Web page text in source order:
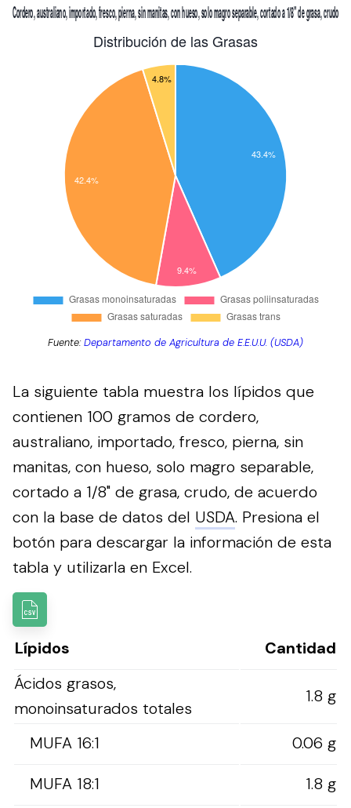
Fuente:Departamento de Agricultura de E.E.U.U. (USDA)
La siguiente tabla muestra los lípidos que
contienen 100 gramos de cordero,
australiano, importado, fresco, pierna, sin
manitas, con hueso, solo magro separable,
cortado a 1/8" de grasa, crudo, de acuerdo
con la base de datos del USDA. Presiona el
botón para descargar la información de esta
tabla y utilizarla en Excel.
Lípidos
Cantidad
Ácidos grasos,
monoinsaturados totales
1.8 g
MUFA 16:1
0.06 g
MUFA 18:1
1.8 g